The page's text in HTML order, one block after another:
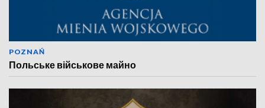
POZNAŃ
Польське військове майно